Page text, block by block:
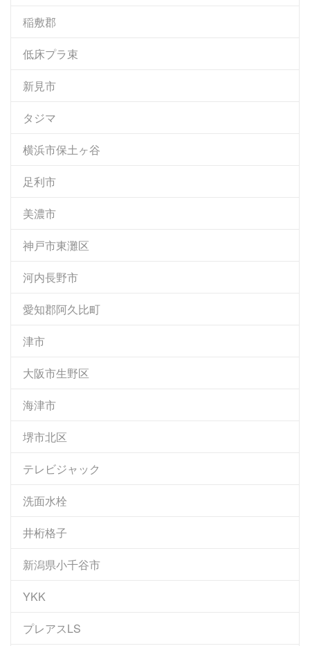
稲敷郡
低床プラ束
新見市
タジマ
横浜市保土ヶ谷
足利市
美濃市
神戸市東灘区
河内長野市
愛知郡阿久比町
津市
大阪市生野区
海津市
堺市北区
テレビジャック
洗面水栓
井桁格子
新潟県小千谷市
YKK
プレアスLS